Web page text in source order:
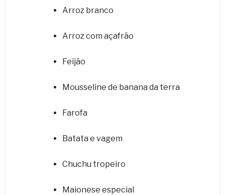
Arroz branco
Arroz com açafrão
Feijão
Mousseline de banana da terra
Farofa
Batata e vagem
Chuchu tropeiro
Maionese especial